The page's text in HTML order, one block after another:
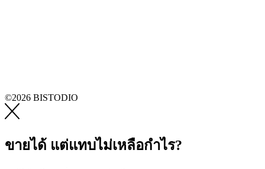
©2026 BISTODIO
ขายได้ แต่แทบไม่เหลือกำไร?